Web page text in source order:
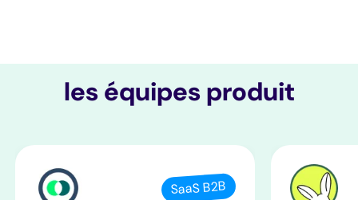
les équipes produit
SaaS B2B